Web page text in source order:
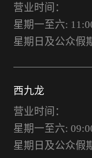
营业时间：
星期一至六:
星期日及公众假
西九龙
营业时间：
星期一至六:
星期日及公众假